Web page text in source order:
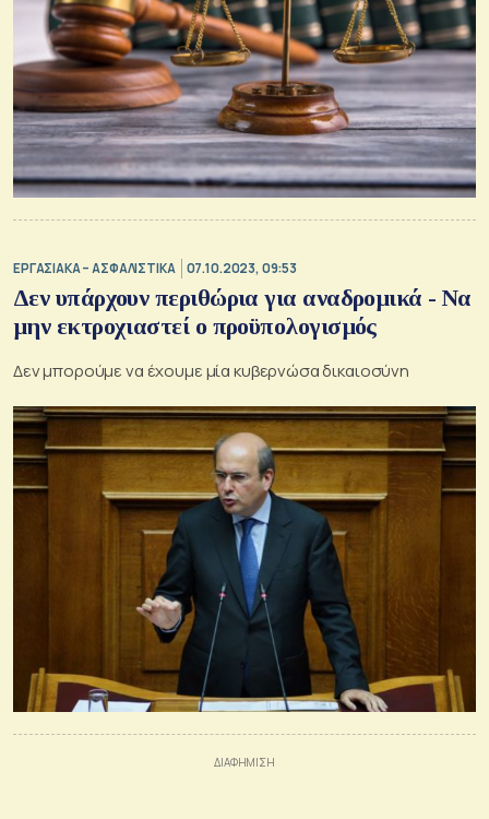
ΕΡΓΑΣΙΑΚΑ – ΑΣΦΑΛΙΣΤΙΚΑ 07.10.2023, 09:53
Δεν υπάρχουν περιθώρια για αναδρομικά - Να
μην εκτροχιαστεί ο προϋπολογισμός
Δεν μπορούμε να έχουμε μία κυβερνώσα δικαιοσύνη